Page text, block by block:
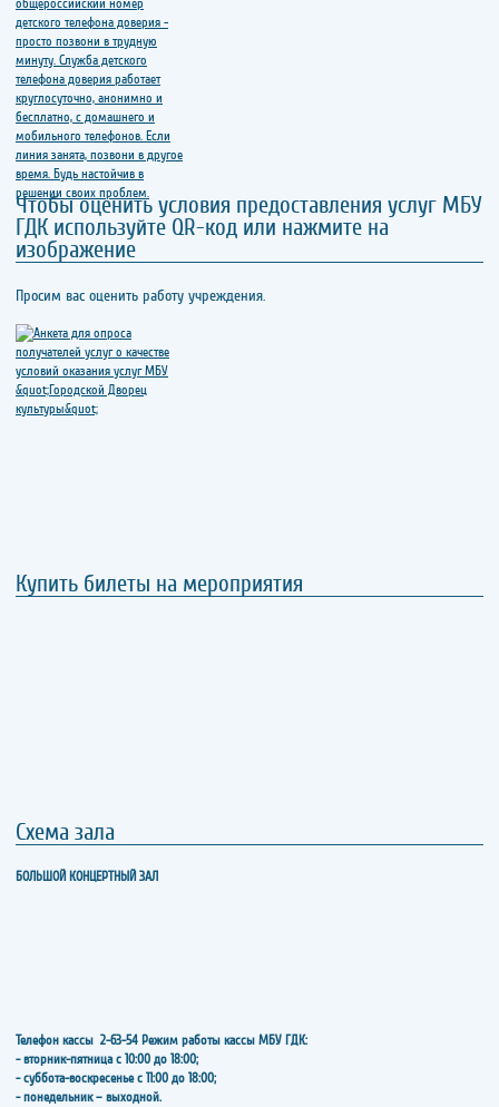
Чтобы оценить условия предоставления услуг МБУ
ГДК используйте QR-код или нажмите на
изображение
Просим вас оценить работу учреждения.
Купить билеты на мероприятия
Схема зала
БОЛЬШОЙ КОНЦЕРТНЫЙ ЗАЛ
Телефон кассы 2-63-54 Режим работы кассы МБУ ГДК:
- вторник-пятница с 10:00 до 18:00;
- суббота-воскресенье с 11:00 до 18:00;
- понедельник – выходной.